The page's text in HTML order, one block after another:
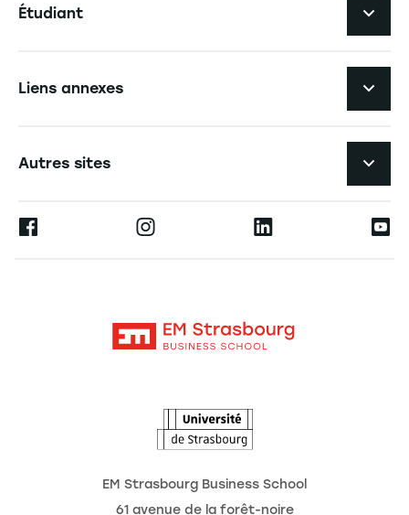
Étudiant
La recherche
Liens annexes
Autres sites
Ernest
EM Strasbourg Business School
61 avenue de la forêt-noire